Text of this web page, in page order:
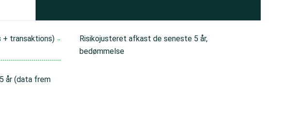
+ transaktions)
år (data frem
Risikojusteret afkast de seneste 5 år,
bedømmelse